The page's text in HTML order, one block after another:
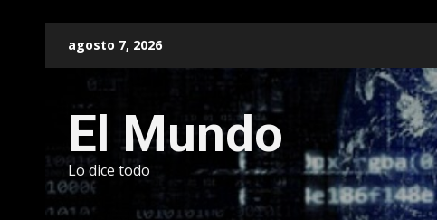
agosto 7, 2026
El Mundo
Lo dice todo